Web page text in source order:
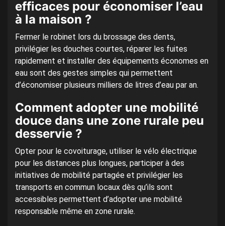
efficaces pour économiser l’eau
à la maison ?
Fermer le robinet lors du brossage des dents,
privilégier les douches courtes, réparer les fuites
rapidement et installer des équipements économes en
eau sont des gestes simples qui permettent
d’économiser plusieurs milliers de litres d’eau par an.
Comment adopter une mobilité
douce dans une zone rurale peu
desservie ?
Opter pour le covoiturage, utiliser le vélo électrique
pour les distances plus longues, participer à des
initiatives de mobilité partagée et privilégier les
transports en commun locaux dès qu’ils sont
accessibles permettent d’adopter une mobilité
responsable même en zone rurale.